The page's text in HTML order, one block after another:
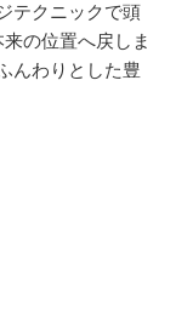
テクニックで頭
の位置へ戻しま
んわりとした豊